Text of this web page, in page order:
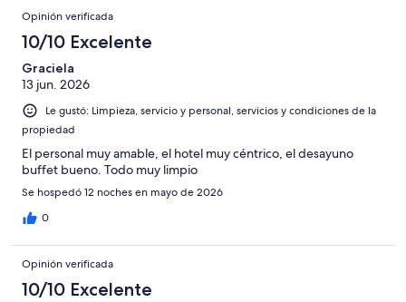
opiniones
de
833
opiniones
38
de
opiniones
Basada
de
833
opiniones
Opiniones
Opinión verificada
10/10 Excelente
Graciela
13 jun. 2026
Le gustó: Limpieza, servicio y personal, servicios y condiciones de la
propiedad
El personal muy amable, el hotel muy céntrico, el desayuno
buffet bueno. Todo muy limpio
Se hospedó 12 noches en mayo de 2026
0
Opinión verificada
10/10 Excelente